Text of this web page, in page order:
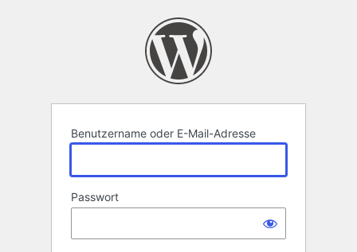
Benutzername oder E-Mail-Adresse
Passwort